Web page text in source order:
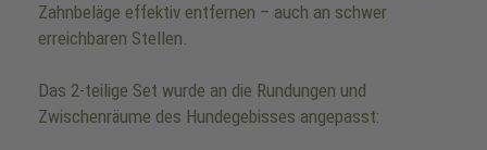
Zahnbeläge effektiv entfernen – auch an schwer
erreichbaren Stellen.
Das 2-teilige Set wurde an die Rundungen und
Zwischenräume des Hundegebisses angepasst: